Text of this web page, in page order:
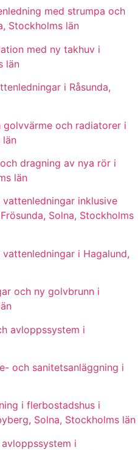
med strumpa och
Stockholms län
med ny takhuv i
län
i Råsunda,
och radiatorer i
län
dragning av nya rör i
län
inklusive
Solna, Stockholms
i Hagalund,
och ny golvbrunn i
avloppssystem i
och sanitetsanläggning i
i flerbostadshus i
Solna, Stockholms län
i